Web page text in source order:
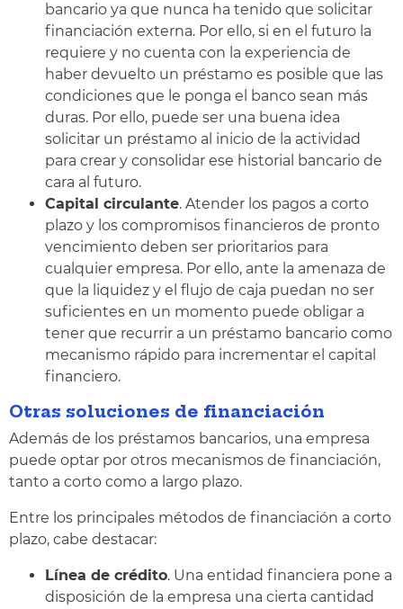
bancario ya que nunca ha tenido que solicitar
financiación externa. Por ello, si en el futuro la
requiere y no cuenta con la experiencia de
haber devuelto un préstamo es posible que las
condiciones que le ponga el banco sean más
duras. Por ello, puede ser una buena idea
solicitar un préstamo al inicio de la actividad
para crear y consolidar ese historial bancario de
cara al futuro.
Capital circulante. Atender los pagos a corto
plazo y los compromisos financieros de pronto
vencimiento deben ser prioritarios para
cualquier empresa. Por ello, ante la amenaza de
que la liquidez y el flujo de caja puedan no ser
suficientes en un momento puede obligar a
tener que recurrir a un préstamo bancario como
mecanismo rápido para incrementar el capital
financiero.
Otras soluciones de financiación
Además de los préstamos bancarios, una empresa
puede optar por otros mecanismos de financiación,
tanto a corto como a largo plazo.
Entre los principales métodos de financiación a corto
plazo, cabe destacar:
Línea de crédito. Una entidad financiera pone a
disposición de la empresa una cierta cantidad